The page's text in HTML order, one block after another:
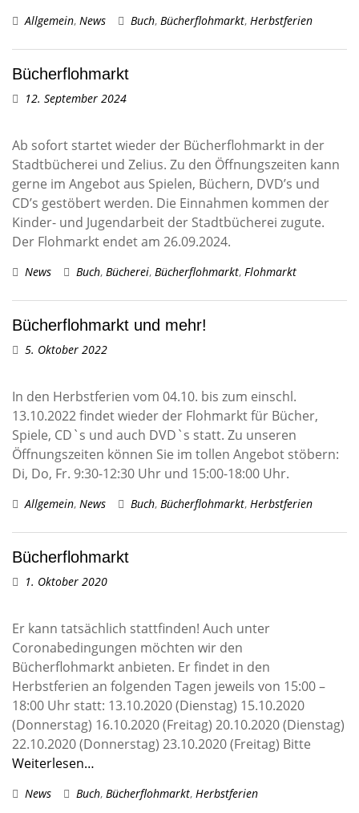
Allgemein, News Buch, Bücherflohmarkt, Herbstferien
Bücherflohmarkt
12. September 2024
Ab sofort startet wieder der Bücherflohmarkt in der
Stadtbücherei und Zelius. Zu den Öffnungszeiten kann
gerne im Angebot aus Spielen, Büchern, DVD’s und
CD’s gestöbert werden. Die Einnahmen kommen der
Kinder- und Jugendarbeit der Stadtbücherei zugute.
Der Flohmarkt endet am 26.09.2024.
News Buch, Bücherei, Bücherflohmarkt, Flohmarkt
Bücherflohmarkt und mehr!
5. Oktober 2022
In den Herbstferien vom 04.10. bis zum einschl.
13.10.2022 findet wieder der Flohmarkt für Bücher,
Spiele, CD`s und auch DVD`s statt. Zu unseren
Öffnungszeiten können Sie im tollen Angebot stöbern:
Di, Do, Fr. 9:30-12:30 Uhr und 15:00-18:00 Uhr.
Allgemein, News Buch, Bücherflohmarkt, Herbstferien
Bücherflohmarkt
1. Oktober 2020
Er kann tatsächlich stattfinden! Auch unter
Coronabedingungen möchten wir den
Bücherflohmarkt anbieten. Er findet in den
Herbstferien an folgenden Tagen jeweils von 15:00 –
18:00 Uhr statt: 13.10.2020 (Dienstag) 15.10.2020
(Donnerstag) 16.10.2020 (Freitag) 20.10.2020 (Dienstag)
22.10.2020 (Donnerstag) 23.10.2020 (Freitag) Bitte
Weiterlesen…
News Buch, Bücherflohmarkt, Herbstferien